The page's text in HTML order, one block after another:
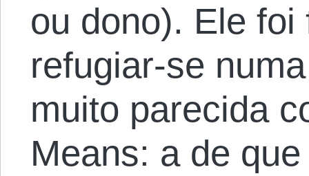
ou dono). Ele
refugiar-se
muito parecida
Means: a de